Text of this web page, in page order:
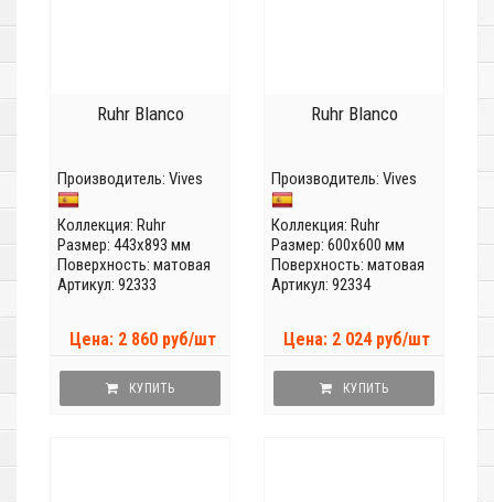
Ruhr Blanco
Производитель: Vives
Коллекция: Ruhr
Размер: 443x893 мм
Поверхность: матовая
Артикул: 92333
Цена: 2 860 руб/шт
КУПИТЬ
Ruhr Blanco
Производитель: Vives
Коллекция: Ruhr
Размер: 600x600 мм
Поверхность: матовая
Артикул: 92334
Цена: 2 024 руб/шт
КУПИТЬ